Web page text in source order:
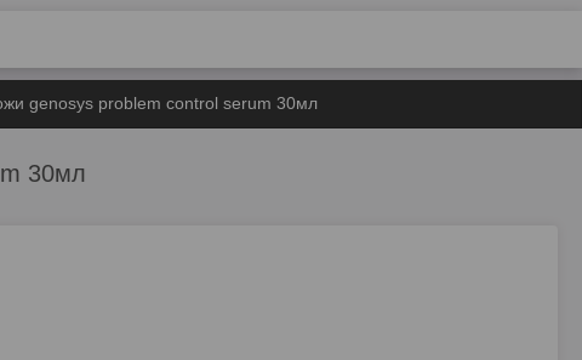
genosys problem control serum 30мл
30мл